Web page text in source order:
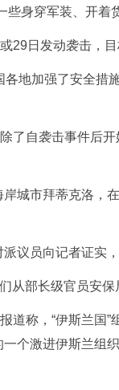
身穿军装、开着
日发动袭击，目
加强了安全措
自袭击事件后开
市拜蒂克洛，
员向记者证实，
部长级官员安保
称，“伊斯兰国”
个激进伊斯兰组